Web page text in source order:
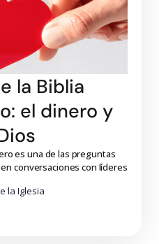
la Biblia
el dinero y
es una de las preguntas
conversaciones con líderes
la Iglesia